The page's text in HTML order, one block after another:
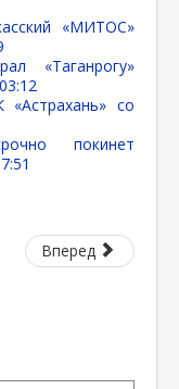
«МИТОС»
«Таганрогу»
со
покинет
Вперед